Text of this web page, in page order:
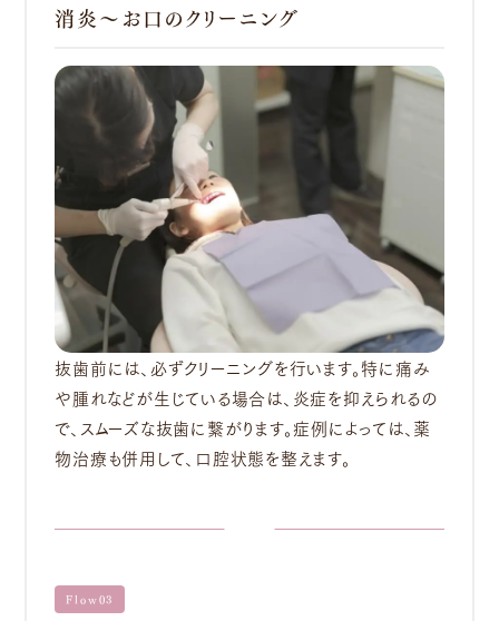
消炎～お口のクリーニング
抜歯前には、必ずクリーニングを行います。特に痛み
や腫れなどが生じている場合は、炎症を抑えられるの
で、スムーズな抜歯に繋がります。症例によっては、薬
物治療も併用して、口腔状態を整えます。
Flow03